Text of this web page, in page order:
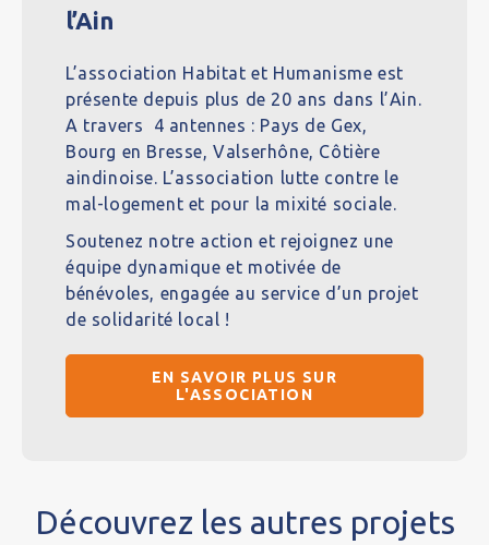
l’Ain
L’association Habitat et Humanisme est
présente depuis plus de 20 ans dans l’Ain.
A travers 4 antennes : Pays de Gex,
Bourg en Bresse, Valserhône, Côtière
aindinoise. L’association lutte contre le
mal-logement et pour la mixité sociale.
Soutenez notre action et rejoignez une
équipe dynamique et motivée de
bénévoles, engagée au service d’un projet
de solidarité local !
EN SAVOIR PLUS SUR
L'ASSOCIATION
Découvrez les autres projets